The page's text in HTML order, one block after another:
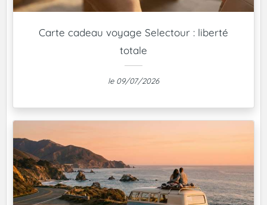
Carte cadeau voyage Selectour : liberté
totale
le 09/07/2026